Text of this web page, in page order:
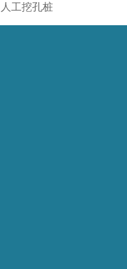
人工挖孔桩